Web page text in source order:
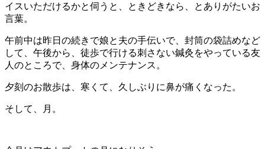
イスいただけるかと伺うと、ときどきなら、とありがたいお
言葉。
午前中は昨日の続きで娘と夫の手伝いで、封筒の袋詰めなど
して、午後から、徒歩で行ける刺さない鍼灸をやっている友
人のところで、身体のメンテナンス。
夕刻のお散歩は、寒くて、久しぶりに鼻が痛くなった。
そして、月。